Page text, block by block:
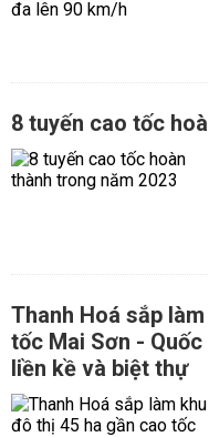
8 tuyến cao tốc
Thanh Hoá sắp
tốc Mai Sơn -
liền kề và biệt thự